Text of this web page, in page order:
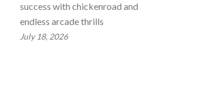
success with chickenroad and
endless arcade thrills
July 18, 2026